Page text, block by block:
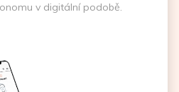
v digitální podobě.